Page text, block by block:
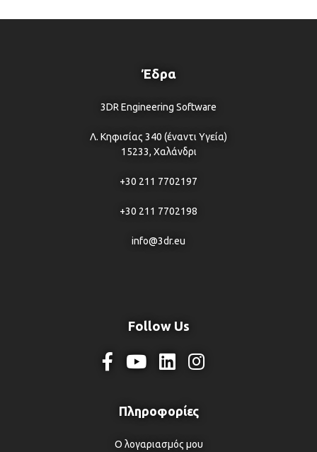
Έδρα
3DR Engineering Software
Λ. Κηφισίας 340 (έναντι Υγεία)
15233, Χαλάνδρι
+30 211 7702197
+30 211 7702198
info@3dr.eu
Follow Us
Ο λογαριασμός μου